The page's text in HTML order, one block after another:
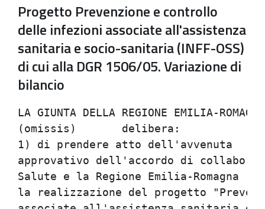
Progetto Prevenzione e controllo
delle infezioni associate all'assistenza
sanitaria e socio-sanitaria (INFF-OSS)
di cui alla DGR 1506/05. Variazione di
bilancio
LA GIUNTA DELLA REGIONE EMILIA-ROMAGNA
(omissis)	delibera:
1) di prendere atto dell'avvenuta
approvativo dell'accordo di
Salute e la Regione Emilia-Romagna
la realizzazione del progetto